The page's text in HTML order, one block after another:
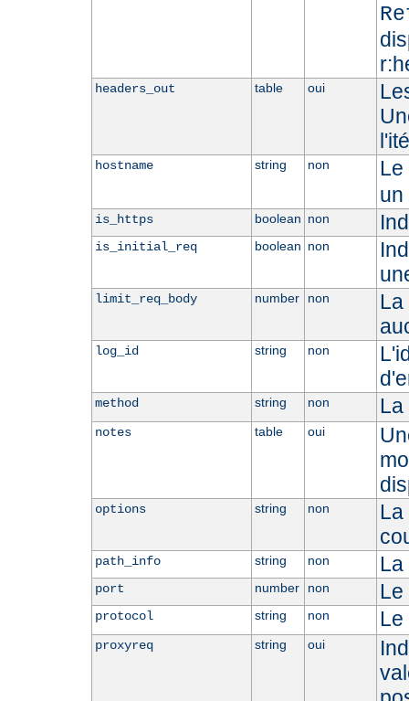
headers_out table oui
hostname string non
Le
un
is_https boolean non
is_initial_req boolean non
limit_req_body number non
La
log_id string non
method string non La
notes table oui
options string non
La
path_info string non La
port number non Le
protocol string non Le
proxyreq string oui